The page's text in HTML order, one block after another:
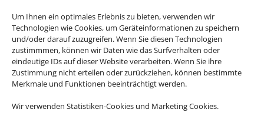
Um Ihnen ein optimales Erlebnis zu bieten, verwenden wir
Technologien wie Cookies, um Geräteinformationen zu speichern
und/oder darauf zuzugreifen. Wenn Sie diesen Technologien
zustimmmen, können wir Daten wie das Surfverhalten oder
eindeutige IDs auf dieser Website verarbeiten. Wenn Sie ihre
Zustimmung nicht erteilen oder zurückziehen, können bestimmte
Merkmale und Funktionen beeinträchtigt werden.
Wir verwenden Statistiken-Cookies und Marketing Cookies.